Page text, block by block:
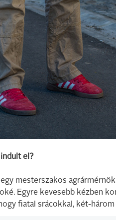
el?
mesterszakos
Egyre kevesebb kézben
fiatal srácokkal, két-